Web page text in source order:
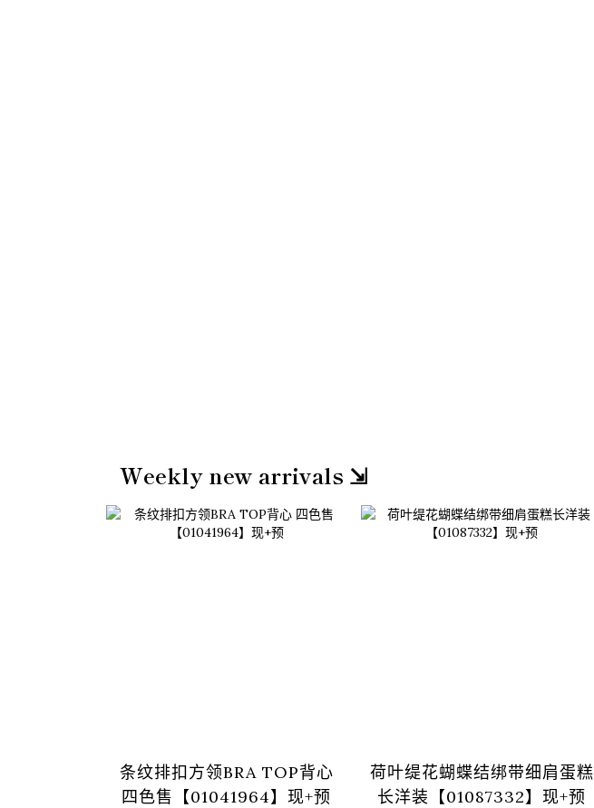
Weekly new arrivals ⇲
条纹排扣方领BRA TOP背心
四色售【01041964】现+预
荷叶缇花蝴蝶结绑带细肩蛋糕
长洋装【01087332】现+预